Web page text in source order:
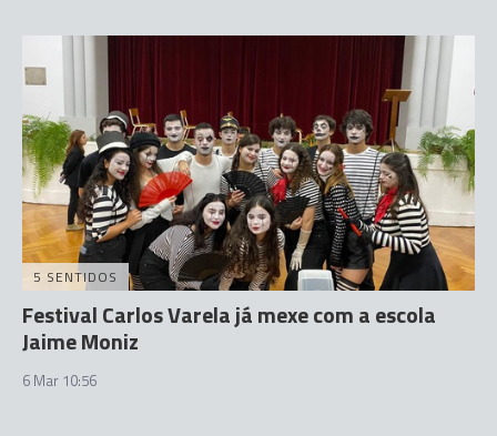
5 SENTIDOS
Festival Carlos Varela já mexe com a escola
Jaime Moniz
6 Mar 10:56